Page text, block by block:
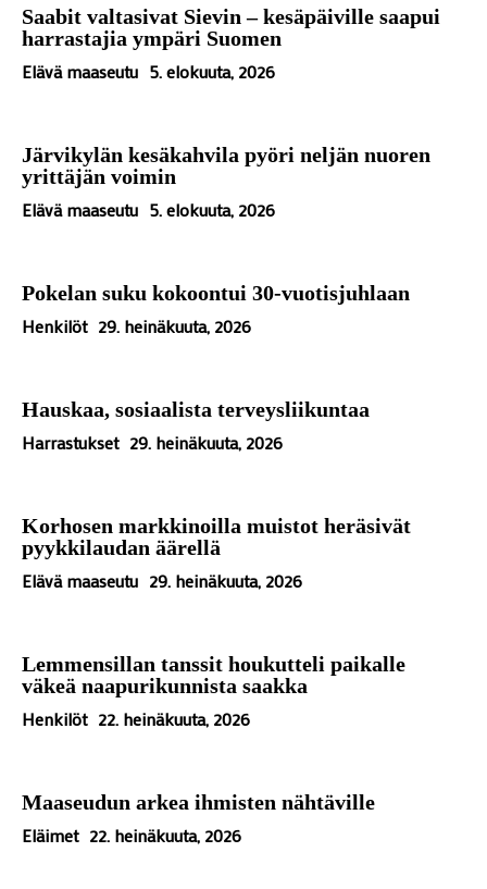
Saabit valtasivat Sievin – kesäpäiville saapui
harrastajia ympäri Suomen
Elävä maaseutu 5. elokuuta, 2026
Järvikylän kesäkahvila pyöri neljän nuoren
yrittäjän voimin
Elävä maaseutu 5. elokuuta, 2026
Pokelan suku kokoontui 30-vuotisjuhlaan
Henkilöt 29. heinäkuuta, 2026
Hauskaa, sosiaalista terveysliikuntaa
Harrastukset 29. heinäkuuta, 2026
Korhosen markkinoilla muistot heräsivät
pyykkilaudan äärellä
Elävä maaseutu 29. heinäkuuta, 2026
Lemmensillan tanssit houkutteli paikalle
väkeä naapurikunnista saakka
Henkilöt 22. heinäkuuta, 2026
Maaseudun arkea ihmisten nähtäville
Eläimet 22. heinäkuuta, 2026